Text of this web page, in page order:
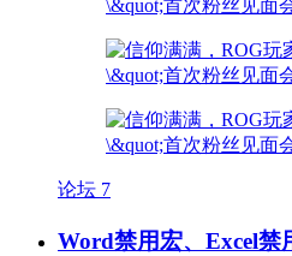
论坛 7
Word禁用宏、Excel禁